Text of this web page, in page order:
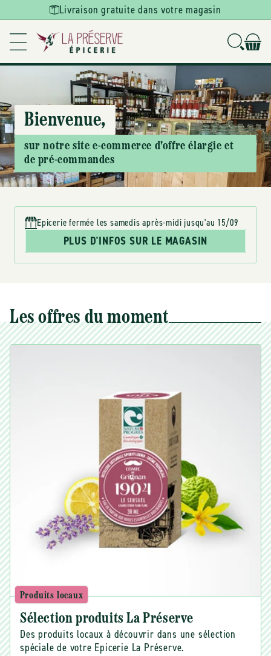
Ignorer et
passer au Livraison gratuite dans votre magasin
Bienvenue,
sur notre site e-commerce d'offre élargie et
de pré-commandes
Epicerie fermée les samedis après-midi jusqu'au 15/09
PLUS D'INFOS SUR LE MAGASIN
Les offres du moment
Produits locaux
Sélection produits La Préserve
Des produits locaux à découvrir dans une sélection
spéciale de votre Epicerie La Préserve.